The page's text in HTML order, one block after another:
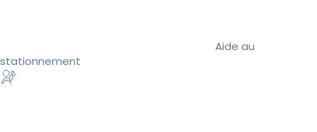
Aide au
stationnement